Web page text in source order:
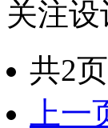
关注
共2
上一